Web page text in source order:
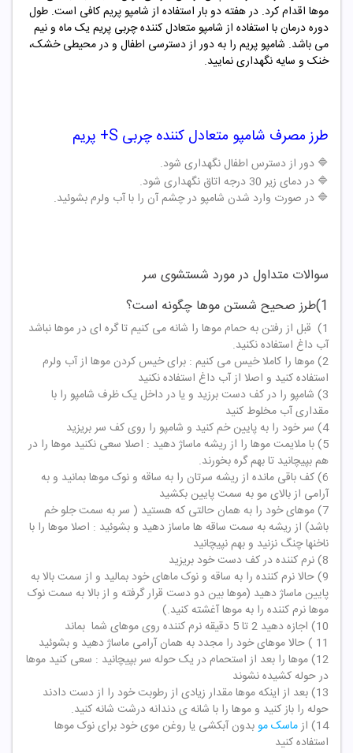
موها اقدام کرد. در هفته دو بار استفاده از شامپو پریم کافی است. طول
دوره درمان با استفاده از شامپو متعادل کننده چربی پریم یک ماه و نیم
می باشد. شامپو پریم را به دور از دسترسی اطفال و در محیطی خشک،
خنک و سایه نگهداری نمایید.
طرز مصرف شامپو متعادل کننده چربی S+ پریم
🔷 دور از دسترس اطفال نگهداری شود.
🔷 در دمای زیر 30 درجه اتاق نگهداری شود.
🔷 در صورت وارد شدن شامپو در چشم آن را با آب ولرم بشوئید.
سوالات متداول در مورد شستشوی سر
1)طرز صحیح شستن موها چگونه است؟
1) قبل از رفتن به حمام موها را شانه می کنیم تا گره ای در موها نباشد
آب داغ استفاده نکنید.
2) موها را کاملا خیس می کنیم : برای خیس کردن موها از آب ولرم
استفاده کنید و اصلا از آب داغ استفاده نکنید
3) شامپو را در کف دست برزید و یا در داخل یک ظرف شامپو را با
مقداری آب مخلوط کنید
4) سر خود را به پایین خم کنید و شامپو را روی کف سر بریزید
5) با ملایمت موها را از ریشه ماساژ دهید : اصلا سعی نکنید موها را در
هم بپیچانید تا بهم گره بخورند.
6) کف باقی مانده از ریشه سرتان را به ساقه و نوک موها بمانید و به
آرامی از بالای مو به سمت پایین بکشید
7) موهای خود را به همان حالتی که هستید ( سر به سمت جلو خم
باشد) از ریشه به سمت ساقه ها ماساز دهید و بشوئید : اصلا موها را با
ناخنها چنگ نزنید و بهم نپیچانید
8) نرم کننده در کف دست خود بریزید
9) حالا نرم کننده را به ساقه و نوک ماهای خود بمالید و از سمت بالا به
پایین ماساژ دهید (موها بین دو دست قرار گرفته و از بالا به سمت نوک
موها نرم کننده را به موها آغشته کنید.)
10) اجازه دهید 2 تا 5 دقیقه نرم کننده روی موهای شما بماند
11 ) حالا موهای خود را مجدد به همان آرامی ماساژ دهید و بشوئید
12) موها را بعد از استحمام در یک حوله سر بپیچانید : سعی کنید موها
در حوله کشیده نشوند
13) بعد از اینکه موها مقدار زیادی از رطوبت خود را از دست دادند
حوله را باز کنید و موها را با شانه ی دندانه درشت شانه کنید.
14) از
ماسک مو بدون آبکشی یا روغن موی خود برای نوک موها
استفاده کنید